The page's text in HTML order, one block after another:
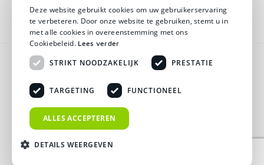
Algemene voorwaarden
Disclaimer
Privacy verklaring
DUTCH
Deze website gebruikt cookies om uw gebruikerservaring
te verbeteren. Door onze website te gebruiken, stemt u in
met alle cookies in overeenstemming met ons
Cookiebeleid. Lees verder
STRIKT NOODZAKELIJK PRESTATIE
TARGETING FUNCTIONEEL
ALLES ACCEPTEREN
DETAILS WEERGEVEN